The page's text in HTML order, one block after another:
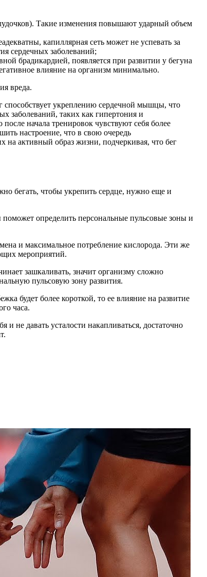
Такие изменения повышают ударный объем
капиллярная сеть может не успевать за
сердечных заболеваний;
брадикардией, появляется при развитии у бегуна
влияние на организм минимально.
вреда.
способствует укреплению сердечной мышцы, что
заболеваний, таких как гипертония и
начала тренировок чувствуют себя более
настроение, что в свою очередь
на активный образ жизни, подчеркивая, что бег
бегать, чтобы укрепить сердце, нужно еще и
определить персональные пульсовые зоны и
и максимальное потребление кислорода. Эти же
мероприятий.
зашкаливать, значит организму сложно
пульсовую зону развития.
будет более короткой, то ее влияние на развитие
часа.
не давать усталости накапливаться, достаточно